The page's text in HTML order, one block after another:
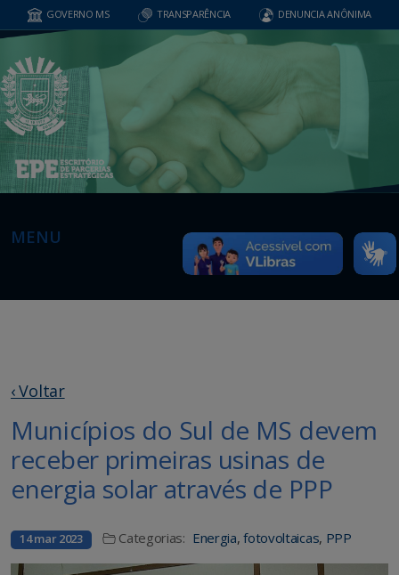
GOVERNO MS TRANSPARÊNCIA DENUNCIA ANÔNIMA
MENU
‹ Voltar
Municípios do Sul de MS devem
receber primeiras usinas de
energia solar através de PPP
14 mar 2023 Categorias: Energia,fotovoltaicas, PPP